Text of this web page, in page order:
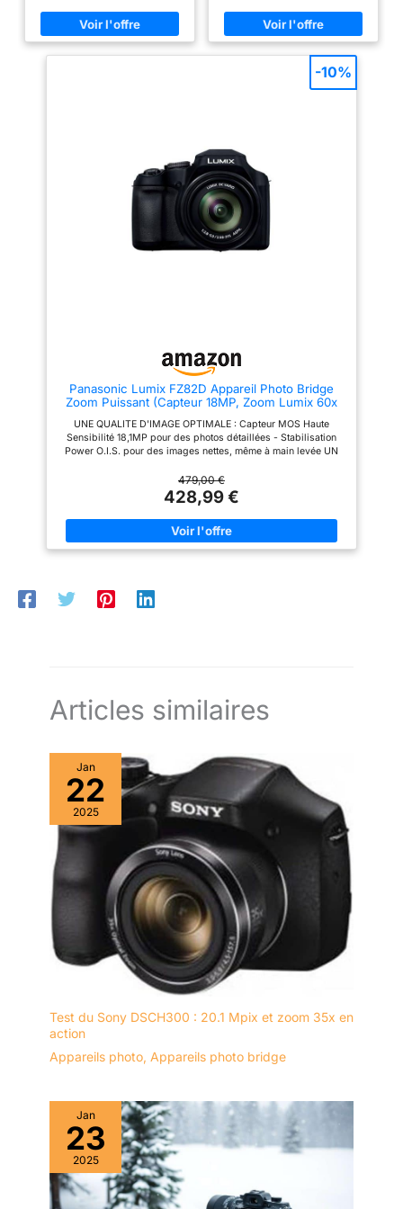
mégapixels. UNE QUALITE DE
PHOTO ET VIDEO OPTIMALE -
Le KODAK Pixpro Astro Zoom
photographie facile, amusante
et sans tracas. AFFICHAGE - Le
KODAK PIXPRO AZ425 possède
pixels. BATTERIE - L'appareil
fonctionne à l'aide d'une
des détails nets. ZOOM
OPTIQUE X52 - Profitez d'un
zoom optique x52 puissant pour
avec précision, parfait pour la
photographie à longue distance.
STABILISATEUR OPTIQUE -
et stables même en mouvement.
ÉCRAN LCD 3 POUCES -
Visionnez vos photos et vidéos
directement sur l'écran LCD de
3 pouces, facilitant le cadrage
et la visualisation en direct.
ACCESSOIRES INCLUS -
Batterie Li-ion rechargeable,
câble USB, adaptateur secteur,
Panasonic Lumix FZ82D Appareil Photo Bridge
Zoom Puissant (Capteur 18MP, Zoom Lumix 60x
Tactile, Vidéo 4K, Stabilisation) Noir
UNE QUALITE D'IMAGE OPTIMALE : Capteur MOS Haute
Sensibilité 18,1MP pour des photos détaillées - Stabilisation
Power O.I.S. pour des images nettes, même à main levée UN
60x avec grand angle 20mm (20-1200mm) pour aller au plus
près du sujet - Ouverture F2.8 - 5.9 pour des photos
lumineuses DES FONCTIONS EXPERTES : Vidéo 4K 30p/Vidéo
Full HD 60p - Photo 4K pour réaliser une rafale de 30 i/s et
capturer l'instant parfait - Fonction Post Focus afin de vous
concentrer sur la prise de vue et faire la mise au point plus tard
0.74x) pour un cadrage confortable et précis - Écran LCD 3.0“
479,00 €
428,99 €
-10%
Articles similaires
Jan
22
2025
Test du Sony DSCH300 : 20.1 Mpix et zoom 35x en
action
Appareils photo, Appareils photo bridge
Jan
23
2025